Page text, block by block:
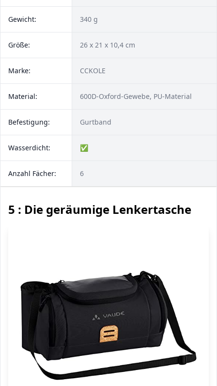
Gewicht: 340 g
Größe: 26 x 21 x 10,4 cm
Marke: CCKOLE
Material: 600D-Oxford-Gewebe, PU-Material
Befestigung: Gurtband
Wasserdicht: ✅
Anzahl Fächer: 6
5 : Die geräumige Lenkertasche